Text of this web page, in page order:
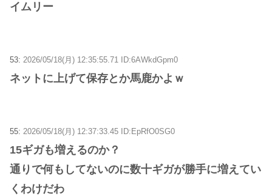
イムリー
53: 2026/05/18(月) 12:35:55.71 ID:6AWkdGpm0
ネットに上げて保存とか馬鹿かよｗ
55: 2026/05/18(月) 12:37:33.45 ID:EpRfO0SG0
15ギガも増えるのか？
通りで何もしてないのに数十ギガが勝手に増えてい
くわけだわ